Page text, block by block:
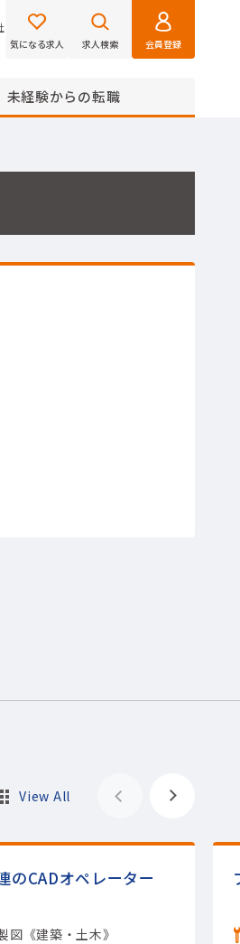
気になる求人 求人検索 会員登録
未経験からの転職
View All
のCADオペレーター
図《建築・土木》